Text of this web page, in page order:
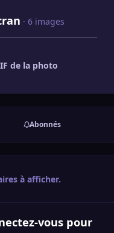
· 6 images
de la photo
Abonnés
à afficher.
vous pour